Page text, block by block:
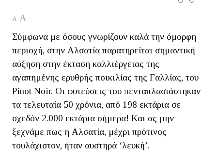
A A
Σύμφωνα με όσους γνωρίζουν καλά την όμορφη
περιοχή, στην Αλσατία παρατηρείται σημαντική
αύξηση στην έκταση καλλιέργειας της
αγαπημένης ερυθρής ποικιλίας της Γαλλίας, του
Pinot Noir. Οι φυτεύσεις του πενταπλασιάστηκαν
τα τελευταία 50 χρόνια, από 198 εκτάρια σε
σχεδόν 2.000 εκτάρια σήμερα! Και ας μην
ξεχνάμε πως η Αλσατία, μέχρι πρότινος
τουλάχιστον, ήταν αυστηρά ‘λευκή’.